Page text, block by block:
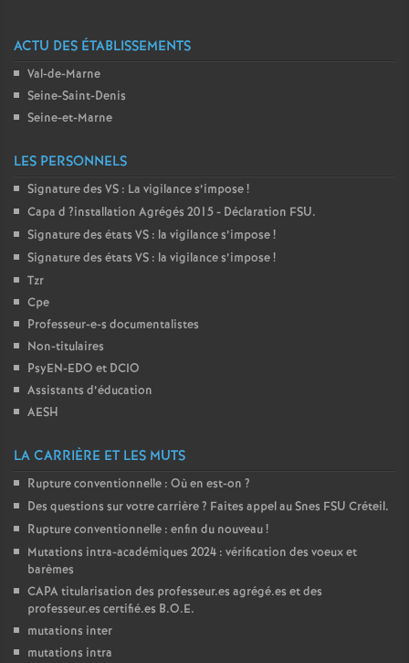
ACTU DES ÉTABLISSEMENTS
Val-de-Marne
Seine-Saint-Denis
Seine-et-Marne
LES PERSONNELS
Signature des VS : La vigilance s’impose!
Capa d ?installation Agrégés 2015 - Déclaration FSU.
Signature des états VS : la vigilance s’impose!
Signature des états VS : la vigilance s’impose!
Tzr
Cpe
Professeur-e-s documentalistes
Non-titulaires
PsyEN-EDO et DCIO
Assistants d’éducation
AESH
LA CARRIÈRE ET LES MUTS
Rupture conventionnelle : Où en est-on ?
Des questions sur votre carrière? Faites appel au Snes FSU Créteil.
Rupture conventionnelle : enfin du nouveau!
Mutations intra-académiques 2024 : vérification des voeux et
barèmes
CAPAtitularisation des professeur.es agrégé.es et des
professeur.es certifié.es B.O.E.
mutations inter
mutations intra